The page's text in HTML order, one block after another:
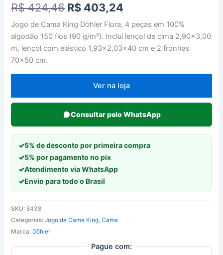
R$424,46 O
preço
original
R$ 403,24
preço
atual
Jogo de Cama King Döhler Flora, 4 peças em 100%
algodão 150 fios (90 g/m²). Inclui lençol de cima 2,90×3,00
m, lençol com elástico 1,93×2,03×40 cm e 2 fronhas
70×50 cm.
Ver na loja
Consultar pelo WhatsApp
✓5% de desconto por primeira compra
✓5% por pagamento no pix
✓Atendimento via WhatsApp
✓Envio para todo o Brasil
SKU:8438
Categorias:Jogo de Cama King ,Cama
Marca: Döhler
Pague com: